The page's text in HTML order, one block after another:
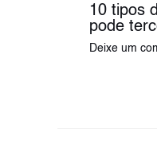
10 tipos
pode
Deixe um